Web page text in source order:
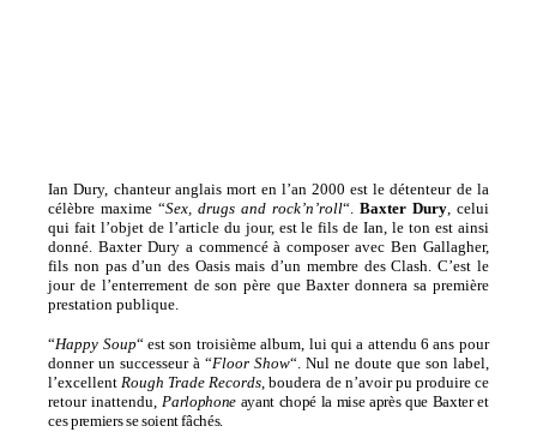
Ian Dury, chanteur anglais mort en l’an 2000 est le détenteur de la
célèbre maxime “Sex, drugs and rock’n’roll“. Baxter Dury, celui
qui fait l’objet de l’article du jour, est le fils de Ian, le ton est ainsi
donné.Baxter Dury a commencé à composer avec Ben Gallagher,
fils non pas d’un des Oasis mais d’un membre des Clash. C’est le
jour de l’enterrement de son père que Baxter donnera sa première
prestation publique.
“Happy Soup“est son troisième album, lui qui a attendu 6 ans pour
donner un successeur à “Floor Show“. Nul ne doute que son label,
l’excellent Rough Trade Records, boudera de n’avoir pu produire ce
retour inattendu,Parlophone ayant chopé la mise après que Baxter et
ces premiers se soient fâchés.